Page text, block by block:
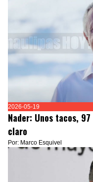
2026-05-19
Nader: Unos tacos,
claro
Por: Marco Esquivel